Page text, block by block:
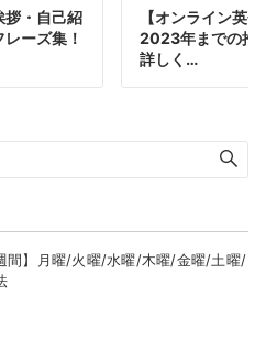
拶・自己紹
ーズ集！
【オンライン英
2023年までの推
詳しく…
間】月曜/火曜/水曜/木曜/金曜/土曜/